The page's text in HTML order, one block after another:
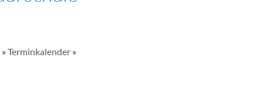
»Terminkalender»